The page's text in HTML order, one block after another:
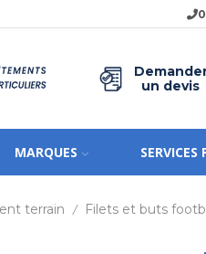
un devis
MARQUES SERVICES
terrain / Filets et buts